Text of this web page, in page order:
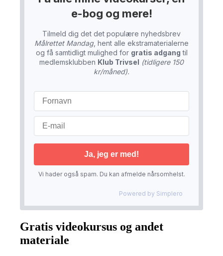
e-bog og mere!
Tilmeld dig det det populære nyhedsbrev
Målrettet Mandag, hent alle ekstramaterialerne
og få samtidligt mulighed for gratis adgang til
medlemsklubben Klub Trivsel (tidligere 150
kr/måned).
Vi hader også spam. Du kan afmelde nårsomhelst.
Powered by Simplero
Gratis videokursus og andet
materiale